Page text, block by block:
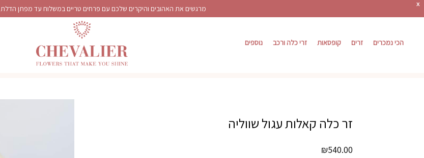
X מרגשים את האהובים והיקרים שלכם עם פרחים טריים במשלוח עד מפתן הדלת
נוספים זרי כלה ורכב קופסאות זרים הכי נמכרים
זר כלה קאלות עגול שווליה
₪540.00